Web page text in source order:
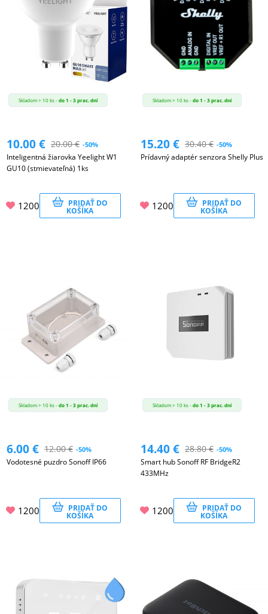
Skladom > 10 ks -do 1 - 3 prac. dní
10.00€ 20.00€ -50%
Inteligentná žiarovka Yeelight W1
GU10 (stmievateľná) 1ks
1200 PRIDAŤ DO
KOŠÍKA
Skladom > 10 ks -do 1 - 3 prac. dní
15.20€ 30.40€ -50%
Prídavný adaptér senzora Shelly Plus
1200 PRIDAŤ DO
KOŠÍKA
Skladom > 10 ks -do 1 - 3 prac. dní
6.00€ 12.00€ -50%
Vodotesné puzdro Sonoff IP66
1200 PRIDAŤ DO
KOŠÍKA
Skladom > 10 ks -do 1 - 3 prac. dní
14.40€ 28.80€ -50%
Smart hub Sonoff RF BridgeR2
433MHz
1200 PRIDAŤ DO
KOŠÍKA